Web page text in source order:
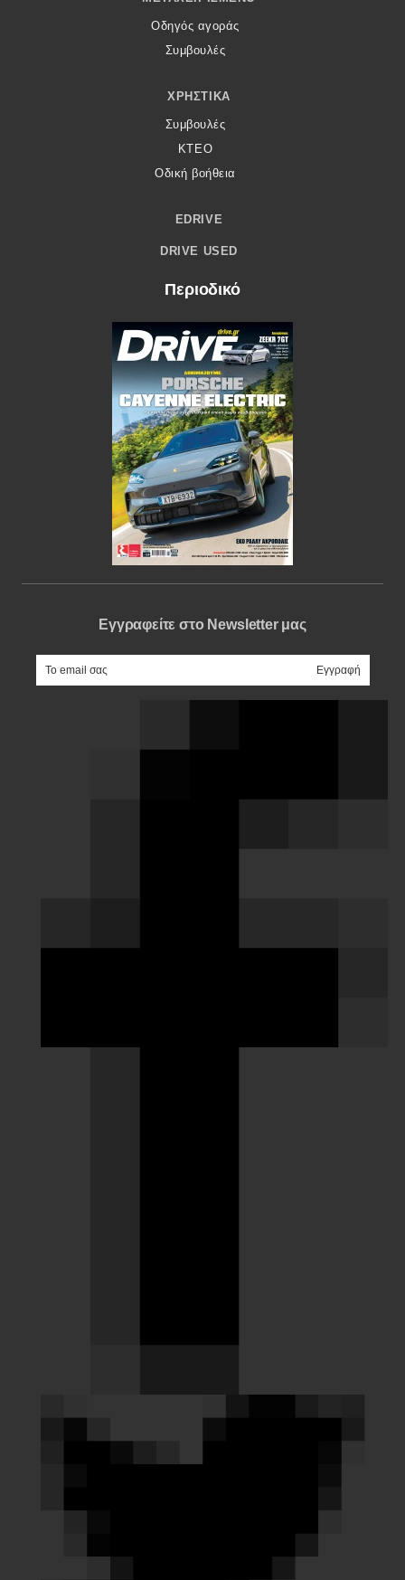
Οδηγός αγοράς
Συμβουλές
ΧΡΗΣΤΙΚΆ
Συμβουλές
ΚΤΕΟ
Οδική βοήθεια
EDRIVE
DRIVE USED
Περιοδικό
Εγγραφείτε στο Newsletter μας
e-mail